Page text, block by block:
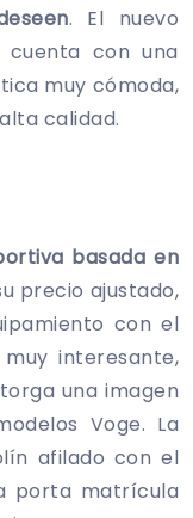
. El nuevo
cuenta con una
muy cómoda,
calidad.
basada en
precio ajustado,
con el
interesante,
una imagen
Voge. La
afilado con el
porta matrícula